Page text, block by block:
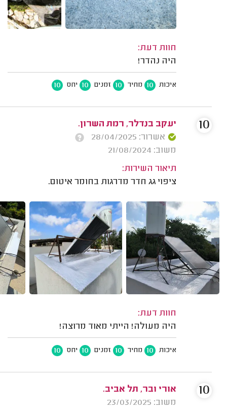
חוות דעת:
היה נהדר!
איכות 10 מחיר 10 זמנים 10 יחס 10
יעקב בנדלר, רמת השרון.
אשרור: 28/04/2025
משוב: 21/08/2024
תיאור השירות:
ציפוי גג חדר מדרגות בחומר איטום.
חוות דעת:
היה מעולה! הייתי מאוד מרוצה!
איכות 10 מחיר 10 זמנים 10 יחס 10
10
אורי ובר, תל אביב.
משוב: 23/03/2025
10